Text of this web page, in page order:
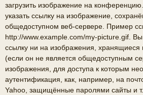
загрузить изображение на
указать ссылку на изображение,
общедоступном веб-сервере. Пример
http://www.example.com/my-picture.gif.
ссылку ни на изображения,
(если он не является общедоступным
изображения, для доступа к которым
аутентификация, как, например, на
Yahoo, защищённые паролями сайты и